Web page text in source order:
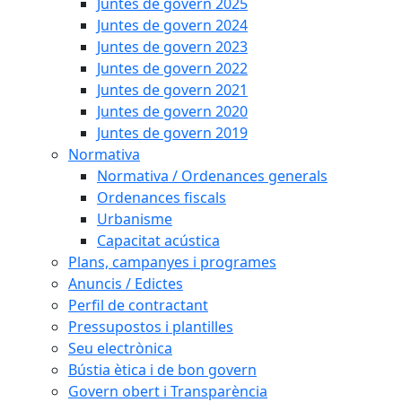
Juntes de govern 2024
Juntes de govern 2023
Juntes de govern 2022
Juntes de govern 2021
Juntes de govern 2020
Juntes de govern 2019
Normativa
Normativa / Ordenances generals
Ordenances fiscals
Urbanisme
Capacitat acústica
Plans, campanyes i programes
Anuncis / Edictes
Perfil de contractant
Pressupostos i plantilles
Seu electrònica
Bústia ètica i de bon govern
Govern obert i Transparència